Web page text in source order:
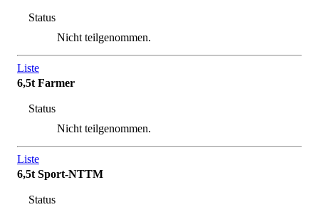
Status
Nicht teilgenommen.
Liste
6,5t Farmer
Status
Nicht teilgenommen.
Liste
6,5t Sport-NTTM
Status